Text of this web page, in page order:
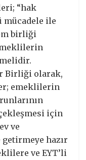
“hak
mücadele ile
birliği
Birliği olarak,
emeklilerin
için
ve
hazır
ve EYT’li